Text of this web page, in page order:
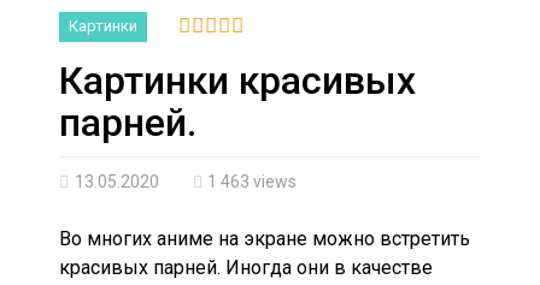
Картинки
Картинки красивых
парней.
13.05.2020 1 463 views
Во многих аниме на экране можно встретить
красивых парней. Иногда они в качестве